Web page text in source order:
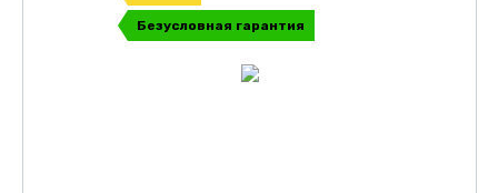
Безусловная гарантия